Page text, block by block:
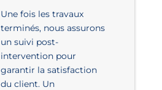
Une fois les travaux
terminés, nous assurons
un suivi post-
intervention pour
garantir la satisfaction
du client. Un